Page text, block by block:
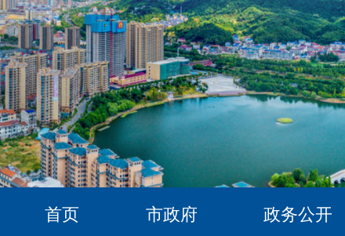
首页 市政府 政务公开